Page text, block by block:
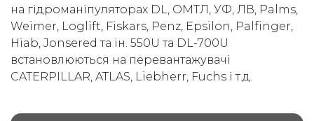
на гідроманіпуляторах DL, ОМТЛ, УФ, ЛВ, Palms,
Weimer, Loglift, Fiskars, Penz, Epsilon, Palfinger,
Hiab, Jonsered та ін. 550U та DL-700U
встановлюються на перевантажувачі
CATERPILLAR, ATLAS, Liebherr, Fuchs і т.д.